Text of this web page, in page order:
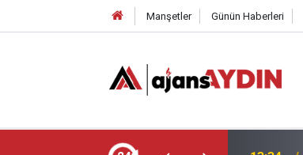
Manşetler Günün Haberleri